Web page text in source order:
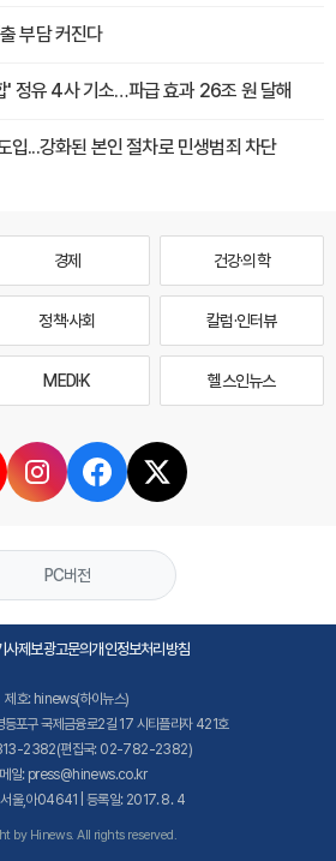
부담 커진다
' 정유 4사 기소…파급 효과 26조 원 달해
입...강화된 본인 절차로 민생범죄 차단
경제 건강·의학
정책·사회 칼럼·인터뷰
MEDI·K 헬스인뉴스
PC버전
사제보광고문의개인정보처리방침
제호: hinews(하이뉴스)
등포구 국제금융로2길 17 시티플라자 421호
2382(편집국: 02-782-2382)
일: press@hinews.co.kr
서울,아04641 | 등록일: 2017. 8. 4
by Hinews. All rights reserved.